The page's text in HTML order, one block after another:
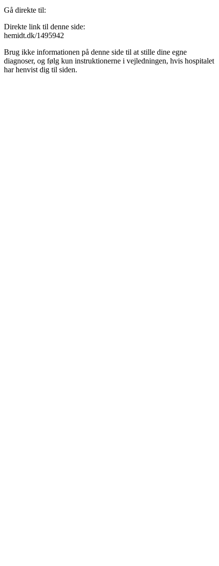
Gå direkte til:
Direkte link til denne side:
hemidt.dk/1495942
Brug ikke informationen på denne side til at stille dine egne
diagnoser, og følg kun instruktionerne i vejledningen, hvis hospitalet
har henvist dig til siden.